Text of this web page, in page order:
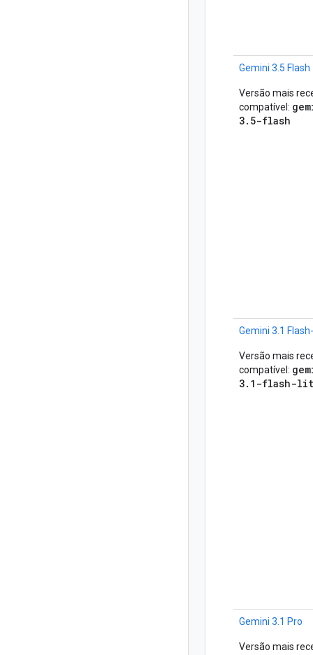
Gemini 3.5 Flash
Versão mais
compatível:
3.5-flash
Gemini 3.1
Versão mais
compatível:
3.1-flash-
Gemini 3.1 Pro
Versão mais